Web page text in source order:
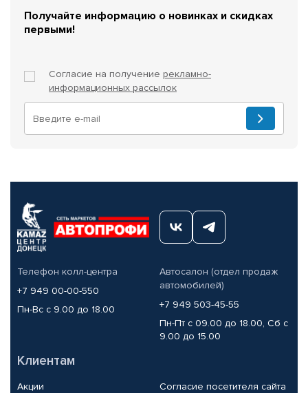
Получайте информацию о новинках и скидках
первыми!
Согласие на получение рекламно-
информационных рассылок
Телефон колл-центра
+7 949 00-00-550
Пн-Вс с 9.00 до 18.00
Автосалон (отдел продаж
автомобилей)
+7 949 503-45-55
Пн-Пт с 09.00 до 18.00, Сб с
9.00 до 15.00
Клиентам
Акции
Согласие посетителя сайта